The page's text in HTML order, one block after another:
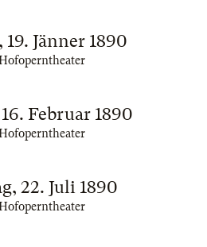
Jänner 1890
Februar 1890
22. Juli 1890